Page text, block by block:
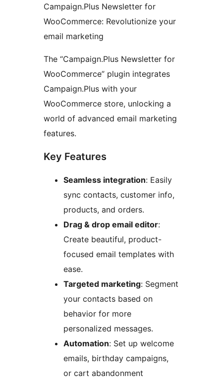
Campaign.Plus Newsletter for
WooCommerce: Revolutionize your
email marketing
The “Campaign.Plus Newsletter for
WooCommerce” plugin integrates
Campaign.Plus with your
WooCommerce store, unlocking a
world of advanced email marketing
features.
Key Features
Seamless integration: Easily
sync contacts, customer info,
products, and orders.
Drag & drop email editor:
Create beautiful, product-
focused email templates with
ease.
Targeted marketing: Segment
your contacts based on
behavior for more
personalized messages.
Automation: Set up welcome
emails, birthday campaigns,
or cart abandonment